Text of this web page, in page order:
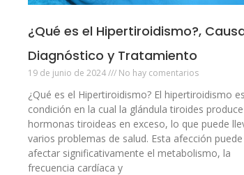
¿Qué es el Hipertiroidismo?,
Diagnóstico y Tratamiento
19 de junio de 2024 No hay comentarios
¿Qué es el Hipertiroidismo? El hipertiroidismo
condición en la cual la glándula tiroides produce
hormonas tiroideas en exceso, lo que puede
varios problemas de salud. Esta afección puede
afectar significativamente el metabolismo, la
frecuencia cardíaca y